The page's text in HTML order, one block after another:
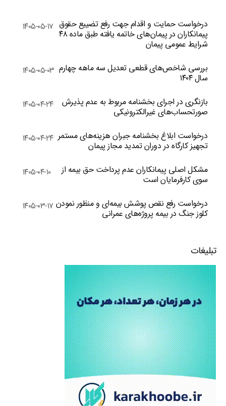
درخواست حمایت و اقدام جهت رفع تضییع حقوق
پیمانکاران در پیمان‌های خاتمه یافته طبق ماده ۴۸
شرایط عمومی پیمان
۱۴۰۵-۰۵-۱۷
بررسی شاخص‌های قطعی تعدیل سه ماهه چهارم
سال ۱۴۰۴
۱۴۰۵-۰۵-۰۳
بازنگری در اجرای بخشنامه مربوط به عدم پذیرش
صورتحساب‌های غیرالکترونیکی
۱۴۰۵-۰۴-۲۴
درخواست ابلاغ بخشنامه جبران هزینه‌های مستمر
تجهیز کارگاه در دوران تمدید مجاز پیمان
۱۴۰۵-۰۴-۲۴
مشکل اصلی پیمانکاران عدم پرداخت حق بیمه از
سوی کارفرمایان است
۱۴۰۵-۰۴-۱۰
درخواست رفع نقص پوشش بیمه‌ای و منظور نمودن
کلوز جنگ در بیمه پروژه‌های عمرانی
۱۴۰۵-۰۳-۱۷
تبلیغات